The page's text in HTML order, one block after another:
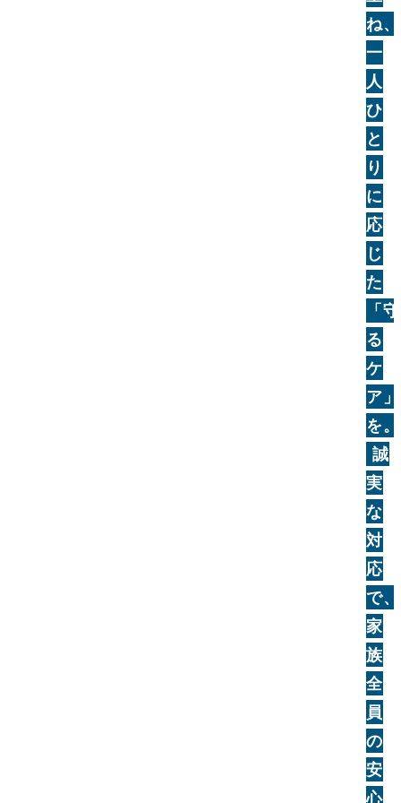
ね、
一
人
ひ
と
り
に
応
じ
た
「守
る
ケ
ア」
を。
誠
実
な
対
応
で、
家
族
全
員
の
安
心